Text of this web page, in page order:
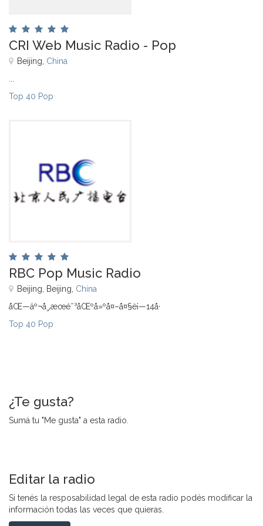
CRI Web Music Radio - Pop
Beijing, China
Top 40 Pop
RBC Pop Music Radio
Beijing, Beijing, China
åŒ—äº¬å¸‚æœé˜³åŒºå»ºå¤–å¤§è¡—14å·
Top 40 Pop
¿Te gusta?
Sumá tu "Me gusta" a esta radio.
Editar la radio
Si tenés la resposabilidad legal de esta radio podés modificar la
información todas las veces que quieras.